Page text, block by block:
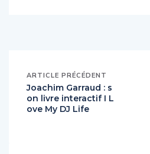
ARTICLE PRÉCÉDENT
Joachim Garraud : s
on livre interactif I L